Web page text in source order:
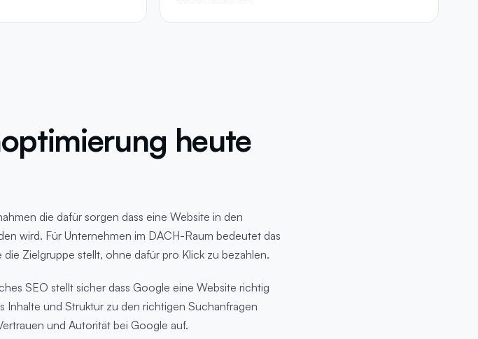
heute
die dafür sorgen dass eine Website in den
wird. Für Unternehmen im DACH-Raum bedeutet das
Zielgruppe stellt, ohne dafür pro Klick zu bezahlen.
SEO stellt sicher dass Google eine Website richtig
Inhalte und Struktur zu den richtigen Suchanfragen
und Autorität bei Google auf.